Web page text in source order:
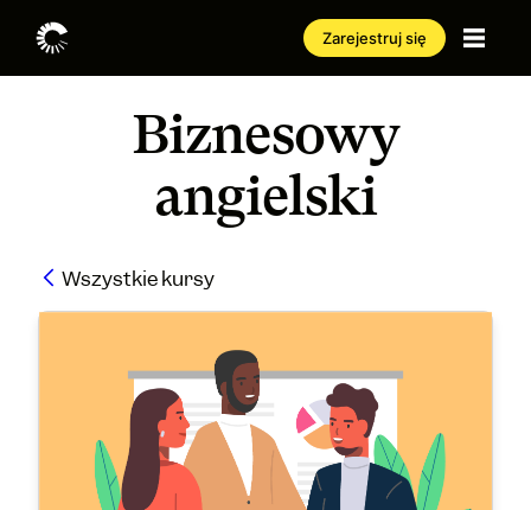
Zarejestruj się
Biznesowy
angielski
Wszystkie kursy